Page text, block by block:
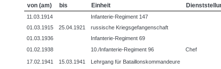
von (am)
bis Einheit
11.03.1914
Infanterie-Regiment 147
01.03.1915
25.04.1921
russische Kriegsgefangenschaft
01.03.1936
Infanterie-Regiment 69
01.02.1938
10./Infanterie-Regiment 96 Chef
17.02.1941 15.03.1941
Lehrgang für Bataillonskommandeure